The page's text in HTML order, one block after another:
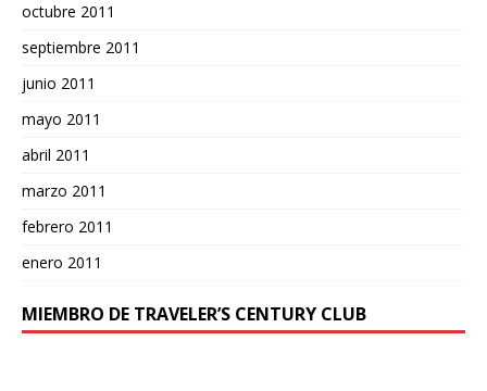
octubre 2011
septiembre 2011
junio 2011
mayo 2011
abril 2011
marzo 2011
febrero 2011
enero 2011
MIEMBRO DE TRAVELER’S CENTURY CLUB